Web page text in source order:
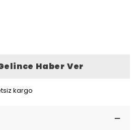
Haber Ver
kargo